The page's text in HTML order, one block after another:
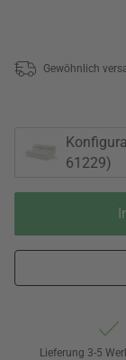
Gewöhnlich
61229)
Lieferung 3-5